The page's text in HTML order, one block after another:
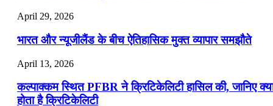
April 29, 2026
भारत और न्यूजीलैंड के बीच ऐतिहासिक मुक्त व्यापार समझौते
April 13, 2026
कल्पाक्कम स्थित PFBR ने क्रिटिकेलिटी हासिल की, जानिए
होता है क्रिटिकेलिटी